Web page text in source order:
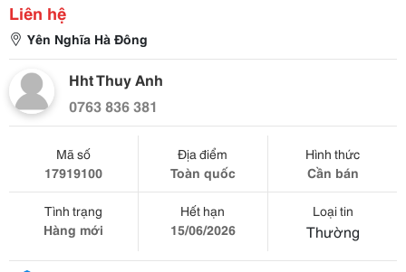
Liên hệ
Yên Nghĩa Hà Đông
Hht Thuy Anh
0763 836 381
Mã số
17919100
Địa điểm
Toàn quốc
Hình thức
Cần bán
Tình trạng
Hàng mới
Hết hạn
15/06/2026
Loại tin
Thường